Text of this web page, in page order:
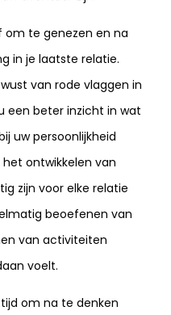
om te genezen en na
in je laatste relatie.
van rode vlaggen in
een beter inzicht in wat
uw persoonlijkheid
ontwikkelen van
zijn voor elke relatie
beoefenen van
van activiteiten
voelt.
om na te denken